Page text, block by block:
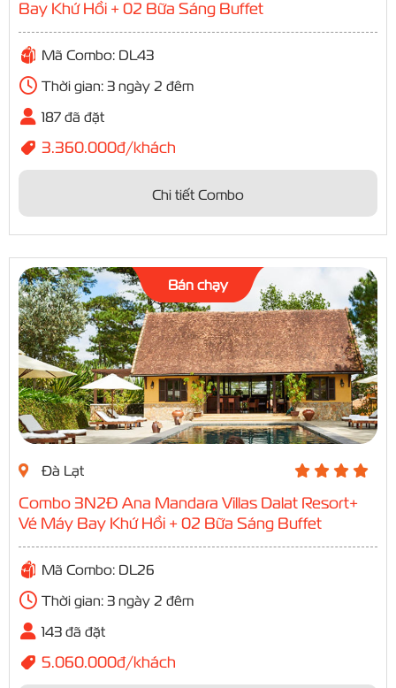
Bay Khứ Hồi + 02 Bữa Sáng Buffet
Mã Combo: DL43
Thời gian: 3 ngày 2 đêm
187 đã đặt
3.360.000đ/khách
Chi tiết Combo
Bán chạy
Đà Lạt
Combo 3N2Đ Ana Mandara Villas Dalat Resort+
Vé Máy Bay Khứ Hồi + 02 Bữa Sáng Buffet
Mã Combo: DL26
Thời gian: 3 ngày 2 đêm
143 đã đặt
5.060.000đ/khách